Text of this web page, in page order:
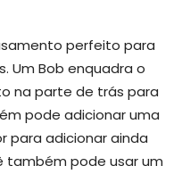
perfeito para
Um Bob enquadra o
na parte de trás para
pode adicionar uma
para adicionar ainda
também pode usar um